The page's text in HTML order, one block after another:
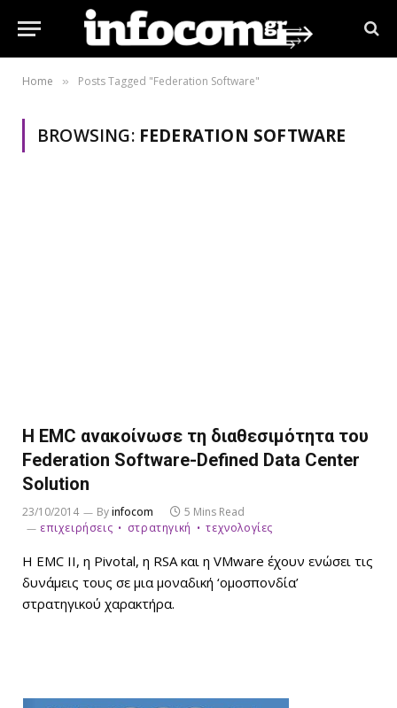
Home » Posts Tagged "Federation Software"
BROWSING: FEDERATION SOFTWARE
Η EMC ανακοίνωσε τη διαθεσιμότητα του
Federation Software-Defined Data Center
Solution
23/10/2014 Byinfocom
5 Mins Read
επιχειρήσεις
στρατηγική τεχνολογίες
Η EMC II, η Pivotal, η RSA και η VMware έχουν ενώσει τις
δυνάμεις τους σε μια μοναδική ‘ομοσπονδία’
στρατηγικού χαρακτήρα.